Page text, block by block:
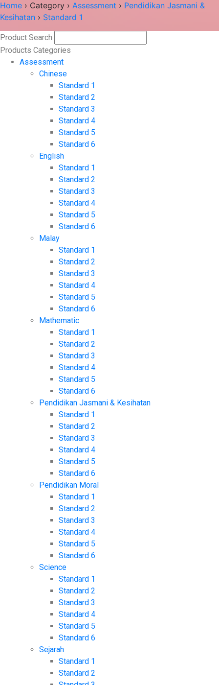
Home › Category › Assessment › Pendidikan Jasmani &
Kesihatan › Standard 1
Product Search
Products Categories
Assessment
Chinese
Standard 1
Standard 2
Standard 3
Standard 4
Standard 5
Standard 6
English
Standard 1
Standard 2
Standard 3
Standard 4
Standard 5
Standard 6
Malay
Standard 1
Standard 2
Standard 3
Standard 4
Standard 5
Standard 6
Mathematic
Standard 1
Standard 2
Standard 3
Standard 4
Standard 5
Standard 6
Pendidikan Jasmani & Kesihatan
Standard 1
Standard 2
Standard 3
Standard 4
Standard 5
Standard 6
Pendidikan Moral
Standard 1
Standard 2
Standard 3
Standard 4
Standard 5
Standard 6
Science
Standard 1
Standard 2
Standard 3
Standard 4
Standard 5
Standard 6
Sejarah
Standard 1
Standard 2